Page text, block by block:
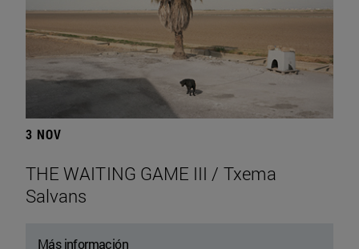
3 NOV
THE WAITING GAME III / Txema
Salvans
Más información